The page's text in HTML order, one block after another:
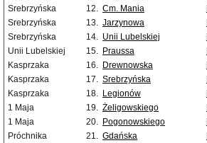
Srebrzyńska
12. Cm. Mania
Srebrzyńska
13. Jarzynowa
Srebrzyńska
14. Unii Lubelskiej
Unii Lubelskiej
15. Praussa
Kasprzaka
16. Drewnowska
Kasprzaka
17. Srebrzyńska
Kasprzaka
18. Legionów
1 Maja
19. Żeligowskiego
1 Maja
20. Pogonowskiego
Próchnika
21. Gdańska